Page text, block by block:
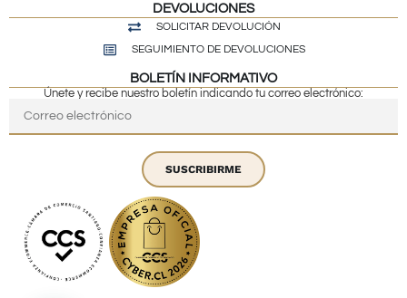
DEVOLUCIONES
SOLICITAR DEVOLUCIÓN
SEGUIMIENTO DE DEVOLUCIONES
BOLETÍN INFORMATIVO
Únete y recibe nuestro boletín indicando tu correo electrónico:
SUSCRIBIRME